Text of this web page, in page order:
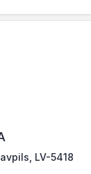
LV-5418